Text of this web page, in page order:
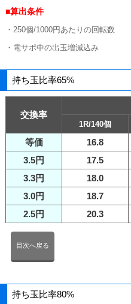
■算出条件
・250個/1000円あたりの回転数
・電サポ中の出玉増減込み
持ち玉比率65%
交換率
1R/140個
等価 16.8
3.5円
17.5
3.3円
18.0
3.0円
18.7
2.5円
20.3
目次へ戻る
持ち玉比率80%